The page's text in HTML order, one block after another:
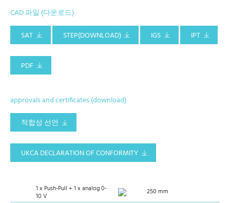
CAD 파일 (다운로드)
SAT
STEP(DOWNLOAD) IGS IPT
PDF
approvals and certificates (download)
적합성 선언
UKCA DECLARATION OF CONFORMITY
1 x Push-Pull + 1 x analog 0-
10 V
250 mm